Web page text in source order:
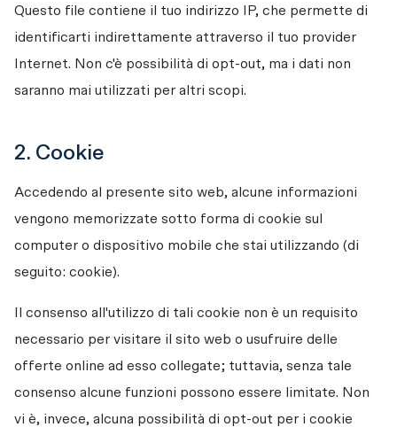
Questo file contiene il tuo indirizzo IP, che permette di
identificarti indirettamente attraverso il tuo provider
Internet. Non c'è possibilità di opt-out, ma i dati non
saranno mai utilizzati per altri scopi.
2. Cookie
Accedendo al presente sito web, alcune informazioni
vengono memorizzate sotto forma di cookie sul
computer o dispositivo mobile che stai utilizzando (di
seguito: cookie).
Il consenso all'utilizzo di tali cookie non è un requisito
necessario per visitare il sito web o usufruire delle
offerte online ad esso collegate; tuttavia, senza tale
consenso alcune funzioni possono essere limitate. Non
vi è, invece, alcuna possibilità di opt-out per i cookie